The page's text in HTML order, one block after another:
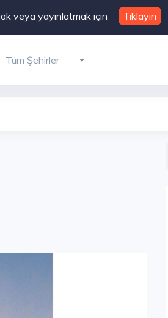
veya yayınlatmak için Tıklayın
Tüm Şehirler